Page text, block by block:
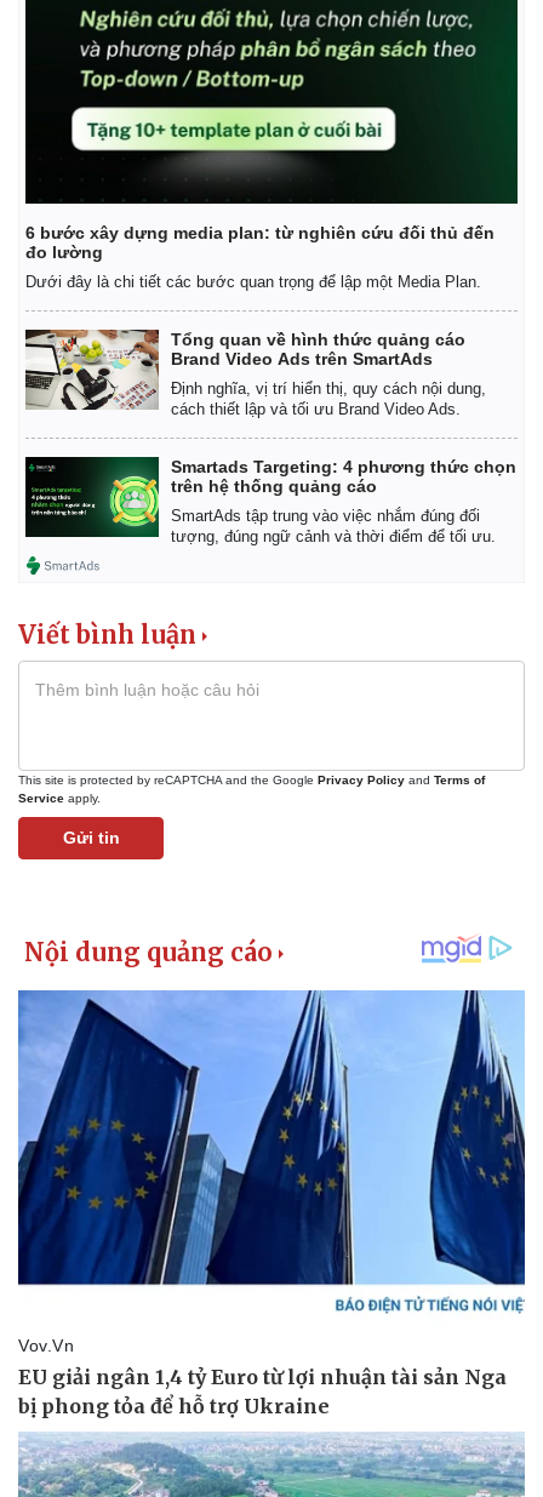
Cuộc sống đó đây
Hồ sơ
Ảnh
Infographic
6 bước xây dựng media plan: từ nghiên cứu đối thủ đến
đo lường
Dưới đây là chi tiết các bước quan trọng để lập một Media Plan.
Tổng quan về hình thức quảng cáo
Brand Video Ads trên SmartAds
Định nghĩa, vị trí hiển thị, quy cách nội dung,
cách thiết lập và tối ưu Brand Video Ads.
Smartads Targeting: 4 phương thức chọn
trên hệ thống quảng cáo
SmartAds tập trung vào việc nhắm đúng đối
tượng, đúng ngữ cảnh và thời điểm để tối ưu.
Viết bình luận
This site is protected by reCAPTCHA and the Google Privacy Policy and Terms of
Service apply.
Gửi tin